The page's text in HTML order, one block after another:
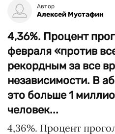
Автор
Алексей Мустафин
4,36%. Процент
февраля «против
рекордным за все
независимости. В
это больше 1
человек...
4,36%. Процент